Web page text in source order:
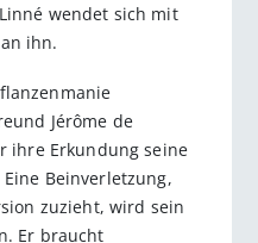
wendet sich mit
ihn.
Jérôme de
ihre Erkundung seine
Beinverletzung,
zuzieht, wird sein
Er braucht